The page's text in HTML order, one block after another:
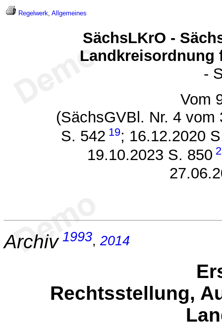
Regelwerk, Allgemeines
SächsLKrO -
Landkreisordnung
-
Vom
(SächsGVBl. Nr. 4
S. 542 19; 16.12.2020
19.10.2023 S. 850
Archiv 1993, 2014
Rechtsstellung,